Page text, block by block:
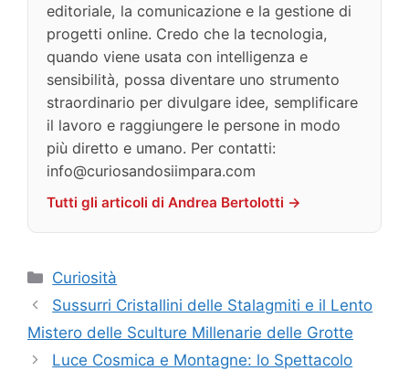
editoriale, la comunicazione e la gestione di
progetti online. Credo che la tecnologia,
quando viene usata con intelligenza e
sensibilità, possa diventare uno strumento
straordinario per divulgare idee, semplificare
il lavoro e raggiungere le persone in modo
più diretto e umano. Per contatti:
info@curiosandosiimpara.com
Tutti gli articoli di Andrea Bertolotti →
Categorie
Curiosità
Sussurri Cristallini delle Stalagmiti e il Lento
Mistero delle Sculture Millenarie delle Grotte
Luce Cosmica e Montagne: lo Spettacolo